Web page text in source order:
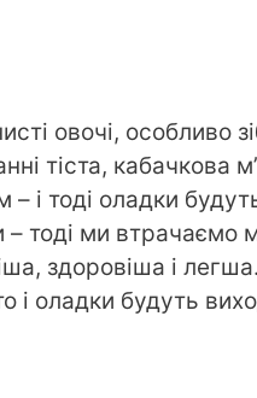
овочі, особливо
тіста, кабачкова
і тоді оладки
тоді ми втрачаємо
здоровіша і
і оладки будуть